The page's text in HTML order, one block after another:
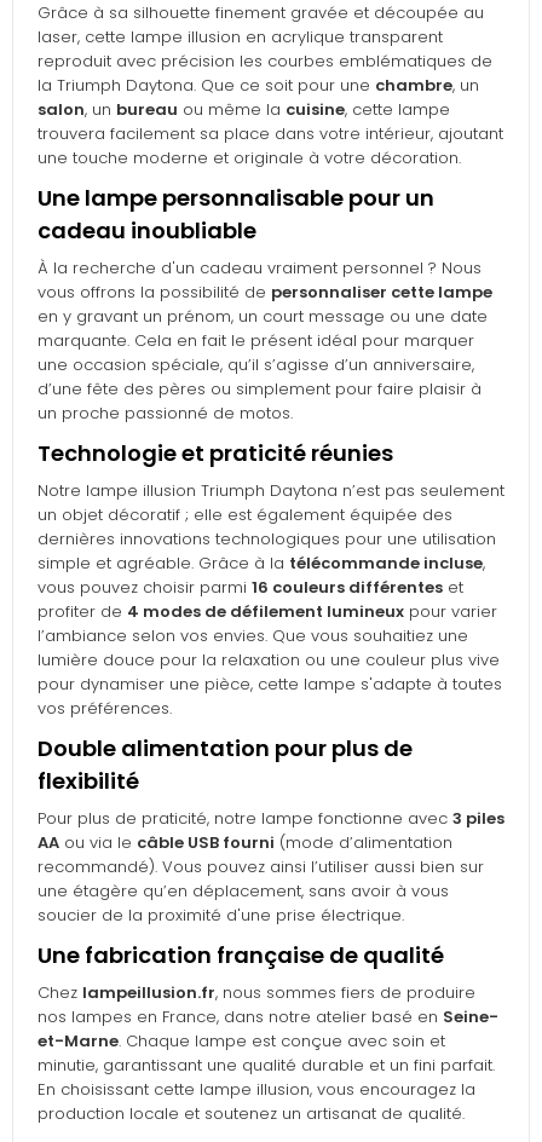
Grâce à sa silhouette finement gravée et découpée au
laser, cette lampe illusion en acrylique transparent
reproduit avec précision les courbes emblématiques de
la Triumph Daytona. Que ce soit pour une chambre, un
salon, un bureau ou même la cuisine, cette lampe
trouvera facilement sa place dans votre intérieur, ajoutant
une touche moderne et originale à votre décoration.
Une lampe personnalisable pour un
cadeau inoubliable
À la recherche d'un cadeau vraiment personnel ? Nous
vous offrons la possibilité de personnaliser cette lampe
en y gravant un prénom, un court message ou une date
marquante. Cela en fait le présent idéal pour marquer
une occasion spéciale, qu’il s’agisse d’un anniversaire,
d’une fête des pères ou simplement pour faire plaisir à
un proche passionné de motos.
Technologie et praticité réunies
Notre lampe illusion Triumph Daytona n’est pas seulement
un objet décoratif ; elle est également équipée des
dernières innovations technologiques pour une utilisation
simple et agréable. Grâce à la télécommande incluse,
vous pouvez choisir parmi 16 couleurs différentes et
profiter de 4 modes de défilement lumineux pour varier
l’ambiance selon vos envies. Que vous souhaitiez une
lumière douce pour la relaxation ou une couleur plus vive
pour dynamiser une pièce, cette lampe s'adapte à toutes
vos préférences.
Double alimentation pour plus de
flexibilité
Pour plus de praticité, notre lampe fonctionne avec 3 piles
AA ou via le câble USB fourni (mode d’alimentation
recommandé). Vous pouvez ainsi l’utiliser aussi bien sur
une étagère qu’en déplacement, sans avoir à vous
soucier de la proximité d'une prise électrique.
Une fabrication française de qualité
Chez lampeillusion.fr, nous sommes fiers de produire
nos lampes en France, dans notre atelier basé en Seine-
et-Marne. Chaque lampe est conçue avec soin et
minutie, garantissant une qualité durable et un fini parfait.
En choisissant cette lampe illusion, vous encouragez la
production locale et soutenez un artisanat de qualité.